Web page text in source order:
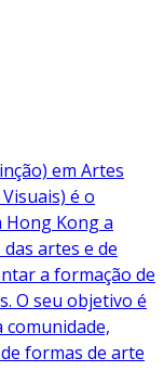
em Artes
é o
Kong a
artes e de
a formação de
O seu objetivo é
formas de arte